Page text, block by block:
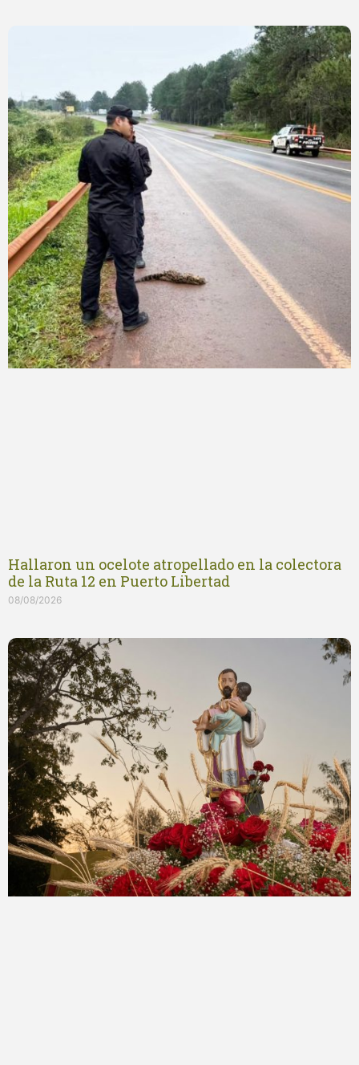
Hallaron un ocelote atropellado en la colectora
de la Ruta 12 en Puerto Libertad
08/08/2026